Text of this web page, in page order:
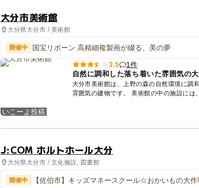
大分市美術館
大分県大分市 / 美術館
開催中 国宝リボーン 高精細複製画が綴る、美の夢
いこーよ投稿
3.5
1件
自然に調和した落ち着いた雰囲気の
大分市美術館は、上野の森の自然環境に調
雰囲気の建物です。 美術館の中の施設には
J:COM ホルトホール大分
大分県大分市 / 文化施設, 図書館
開催中 【佐伯市】キッズマネースクール☆おかいもの大作